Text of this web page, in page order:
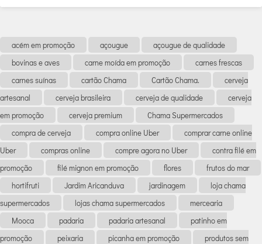
acém em promoção açougue
açougue de qualidade
bovinas e aves
carne moída em promoção
carnes frescas
carnes suínas
cartão Chama Cartão Chama.
cerveja
artesanal
cerveja brasileira cerveja de qualidade
cerveja
em promoção
cerveja premium
Chama Supermercados
compra de cerveja
compra online Uber
comprar carne online
Uber
compras online compre agora no Uber
contra filé em
promoção
filé mignon em promoção flores
frutos do mar
hortifruti
Jardim Aricanduva jardinagem
loja chama
supermercados
lojas chama supermercados
mercearia
Mooca
padaria padaria artesanal
patinho em
promoção
peixaria picanha em promoção
produtos sem